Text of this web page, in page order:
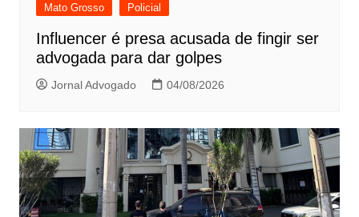
Mato Grosso Policial
Influencer é presa acusada de fingir ser
advogada para dar golpes
Jornal Advogado 04/08/2026